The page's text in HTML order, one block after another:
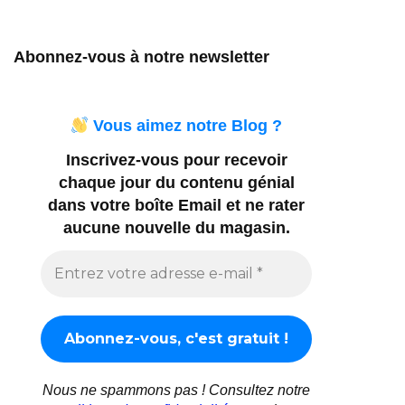
Abonnez-vous à notre newsletter
Vous aimez notre Blog ?
Inscrivez-vous pour recevoir
chaque jour du contenu génial
dans votre boîte Email et ne rater
aucune nouvelle du magasin.
Nous ne spammons pas ! Consultez notre